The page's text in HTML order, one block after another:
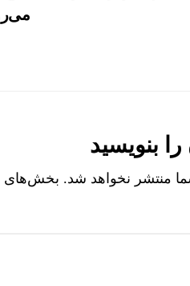
را بنویسید
منتشر نخواهد شد. بخش‌های